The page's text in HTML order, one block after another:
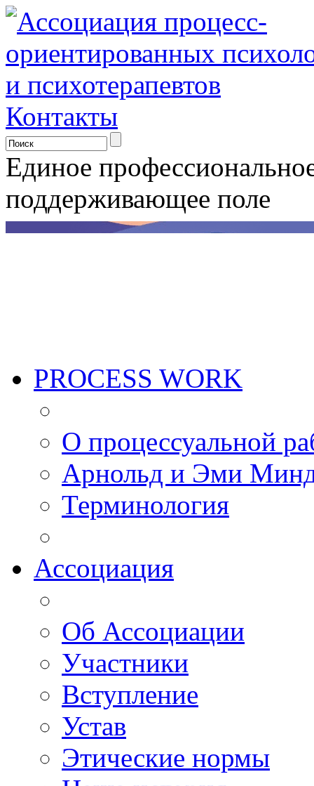
Контакты
Единое
поддерживающее поле
PROCESS WORK
О процессуальной
Арнольд и Эми
Терминология
Ассоциация
Об Ассоциации
Участники
Вступление
Устав
Этические нормы